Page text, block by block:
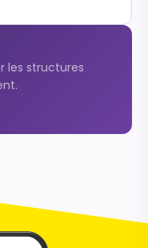
les structures